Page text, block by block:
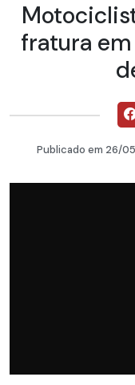
fratura
Publicado em 26/